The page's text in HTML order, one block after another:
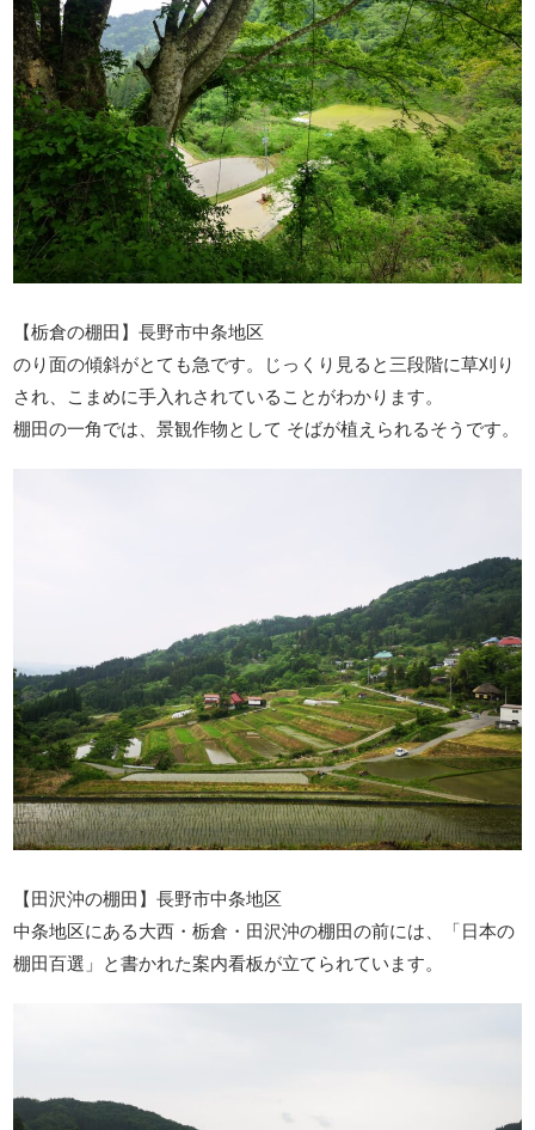
【栃倉の棚田】長野市中条地区
のり面の傾斜がとても急です。じっくり見ると三段階に草刈り
され、こまめに手入れされていることがわかります。
棚田の一角では、景観作物として そばが植えられるそうです。
【田沢沖の棚田】長野市中条地区
中条地区にある大西・栃倉・田沢沖の棚田の前には、「日本の
棚田百選」と書かれた案内看板が立てられています。